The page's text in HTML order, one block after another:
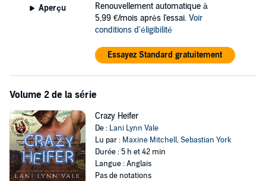
He's not sure what it is about the town's bad girl that draws his
attention, but every encounter they have leaves him wanting her
until there's nothing else left to do but have her.
The only thing is, she's been convinced by everyone around her that
she's not good enough. Tell a person that she's a piece of trash
enough times, and eventually she'll start to believe it. It's going to
take a lot of smooth-talking and gentling on his part to get her to see
she'll make a mighty fine rancher’s wife.
©2020 Lani Lynn Vale (P)2020 Lani Lynn Vale
Aperçu
Renouvellement automatique à
5,99 €/mois après l'essai. Voir
conditions d'éligibilité
Essayez Standard gratuitement
Volume 2 de la série
Crazy Heifer
De : Lani Lynn Vale
Lu par : Maxine Mitchell,Sebastian York
Durée : 5 h et 42 min
Langue : Anglais
Pas de notations